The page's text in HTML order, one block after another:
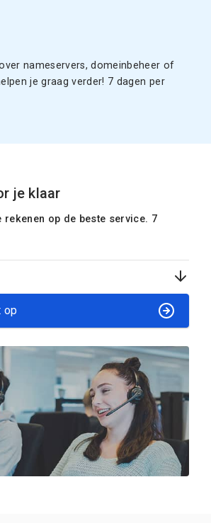
nameservers, domeinbeheer of
je graag verder! 7 dagen per
je klaar
rekenen op de beste service. 7
op